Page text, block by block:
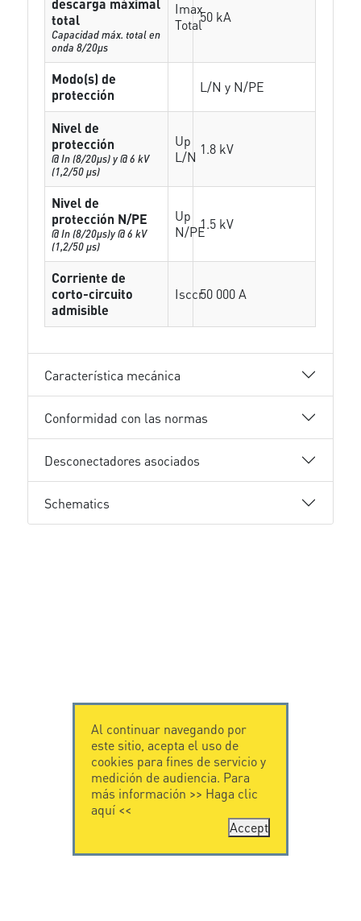
descarga máximal
total
Capacidad máx. total en
onda 8/20µs
Imax
Total50 kA
Modo(s) de
protección
L/N y N/PE
Nivel de
protección
@ In (8/20µs) y @ 6 kV
(1,2/50 µs)
Up
L/N 1.8 kV
Nivel de
protección N/PE
@ In (8/20µs)y @ 6 kV
(1,2/50 µs)
Up
N/PE1.5 kV
Corriente de
corto-circuito
admisible
Isccr50 000 A
Característica mecánica
Conformidad con las normas
Desconectadores asociados
Schematics
Al continuar navegando por
este sitio, acepta el uso de
cookies para fines de servicio y
medición de audiencia. Para
más información >> Haga clic
aquí<<
Accept